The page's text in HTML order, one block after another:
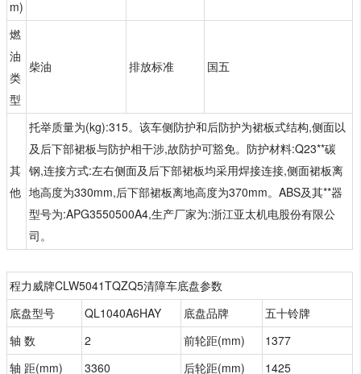
m)
燃
油
类
型
柴油 排放标准 国五
其
他
托举质量为(kg):315。该车侧防护和后防护为裙板式结构,侧面以
及后下部裙板与防护相干涉,故防护可豁免。防护材料:Q23**碳
钢,连接方式:左右侧面及后下部裙板均采用焊接连接,侧面裙板离
地高度为330mm,后下部裙板离地高度为370mm。ABS及其**器
型号为:APG3550500A4,生产厂家为:浙江亚太机电股份有限公
司。
程力威牌CLW5041TQZQ5清障车底盘参数
底盘型号
QL1040A6HAY 底盘品牌
五十铃牌
轴 数
2 前轮距(mm)
1377
轴 距(mm)
3360 后轮距(mm)
1425